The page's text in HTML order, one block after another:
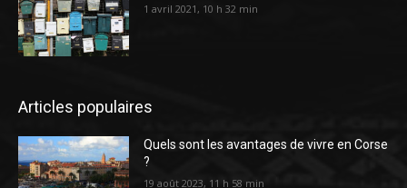
1 avril 2021, 10 h 32 min
Articles populaires
Quels sont les avantages de vivre en Corse
?
19 août 2023, 11 h 58 min